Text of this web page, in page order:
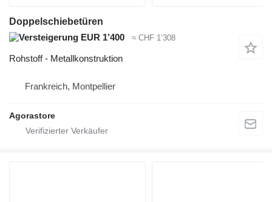
Doppelschiebetüren
EUR 1’400
≈ CHF 1’308
Rohstoff - Metallkonstruktion
Frankreich, Montpellier
Agorastore